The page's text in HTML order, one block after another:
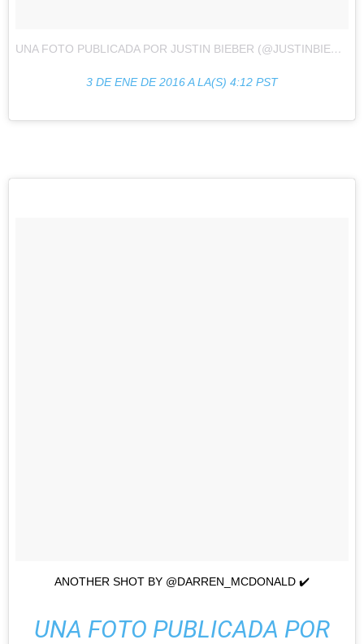
UNA FOTO PUBLICADA POR JUSTIN BIEBER (@JUSTINBIEBER)
3 DE ENE DE 2016 A LA(S) 4:12 PST
ANOTHER SHOT BY @DARREN_MCDONALD ✔️
UNA FOTO PUBLICADA POR